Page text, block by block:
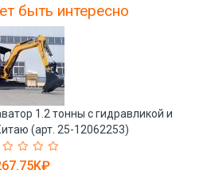
быть интересно
1.2 тонны с гидравликой и
(арт. 25-12062253)